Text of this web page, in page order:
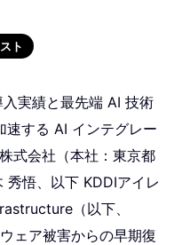
ト
実績と最先端 AI 技術
速する AI インテグレー
式会社（本社：東京都
秀悟、以下 KDDIアイレ
（以下、
ェア被害からの早期復